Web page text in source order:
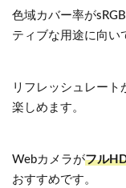
色域カバー率が
ティブな用途に向い
リフレッシュレート
楽しめます。
Webカメラがフル
おすすめです。